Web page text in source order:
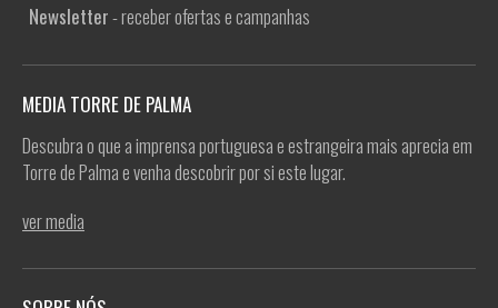
Newsletter- receber ofertas e campanhas
MEDIA TORRE DE PALMA
Descubra o que a imprensa portuguesa e estrangeira mais aprecia em
Torre de Palma e venha descobrir por si este lugar.
ver media